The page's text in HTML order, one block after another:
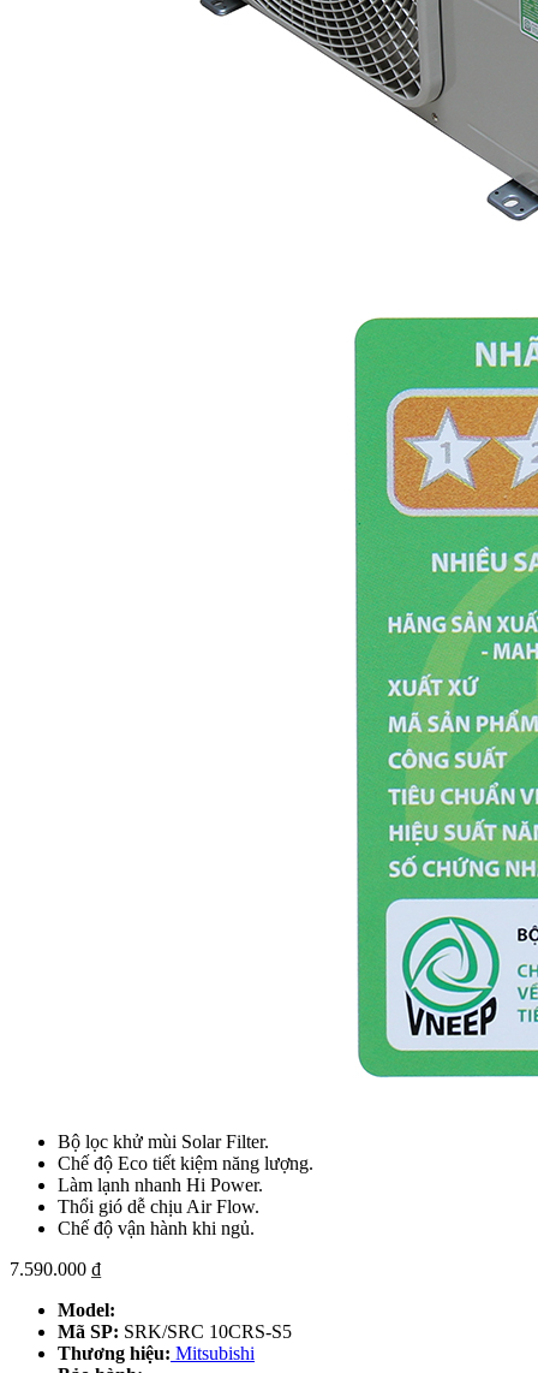
Bộ lọc khử mùi Solar Filter.
Chế độ Eco tiết kiệm năng lượng.
Làm lạnh nhanh Hi Power.
Thổi gió dễ chịu Air Flow.
Chế độ vận hành khi ngủ.
7.590.000 ₫
Model:
Mã SP: SRK/SRC 10CRS-S5
Thương hiệu: Mitsubishi